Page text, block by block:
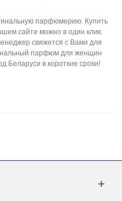
парфюмерию. Купить
сайте можно в один клик.
свяжется с Вами для
парфюм для женщин
Беларуси в короткие сроки!